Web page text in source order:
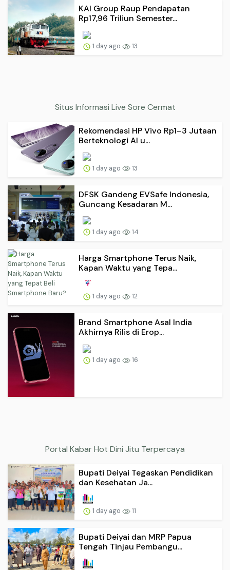
KAI Group Raup Pendapatan
Rp17,96 Triliun Semester...
1 day ago 13
Situs Informasi Live Sore Cermat
Rekomendasi HP Vivo Rp1–3 Jutaan
Berteknologi AI u...
1 day ago 13
DFSK Gandeng EVSafe Indonesia,
Guncang Kesadaran M...
1 day ago 14
Harga Smartphone Terus Naik,
Kapan Waktu yang Tepa...
1 day ago 12
Brand Smartphone Asal India
Akhirnya Rilis di Erop...
1 day ago 16
Portal Kabar Hot Dini Jitu Terpercaya
Bupati Deiyai Tegaskan Pendidikan
dan Kesehatan Ja...
1 day ago 11
Bupati Deiyai dan MRP Papua
Tengah Tinjau Pembangu...